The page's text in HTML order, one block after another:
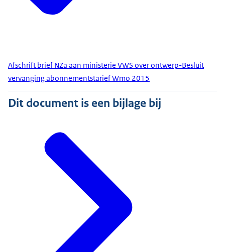
Afschrift brief NZa aan ministerie VWS over ontwerp-Besluit
vervanging abonnementstarief Wmo 2015
Dit document is een bijlage bij